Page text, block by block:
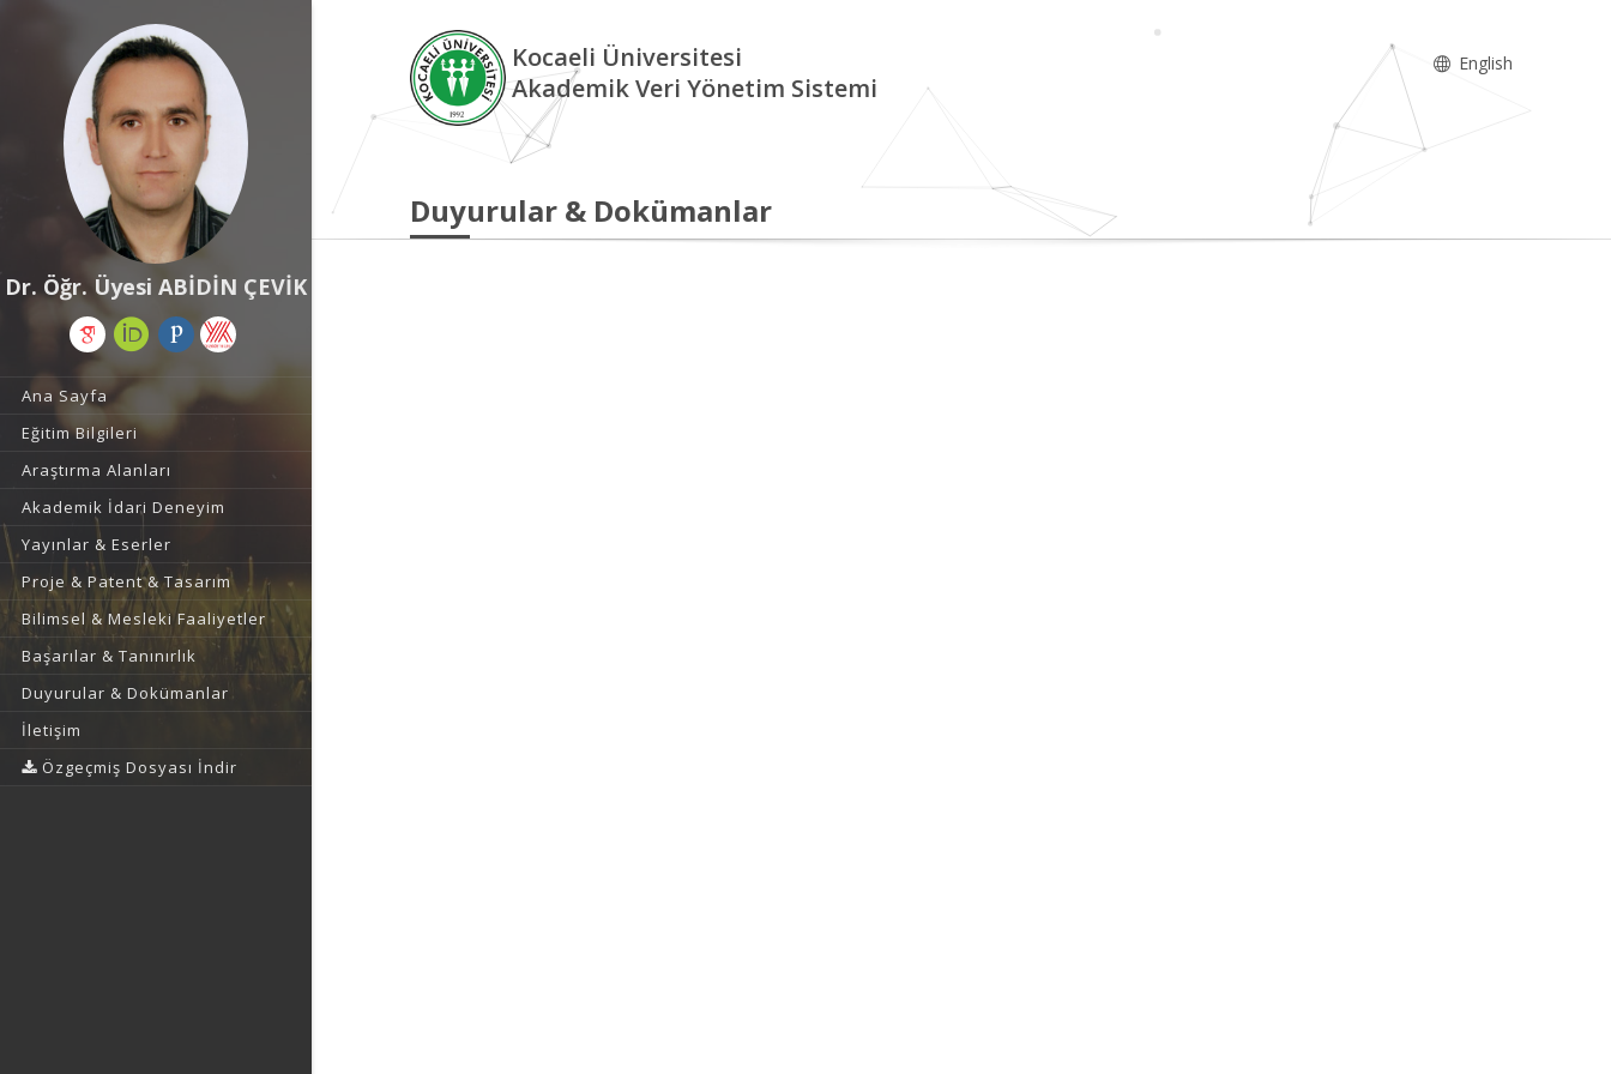
Dr. Öğr. Üyesi ABİDİN ÇEVİK
Ana Sayfa
Eğitim Bilgileri
Araştırma Alanları
Akademik İdari Deneyim
Yayınlar & Eserler
Proje & Patent & Tasarım
Bilimsel & Mesleki Faaliyetler
Başarılar & Tanınırlık
Duyurular & Dokümanlar
İletişim
Özgeçmiş Dosyası İndir
Kocaeli Üniversitesi
Akademik Veri Yönetim Sistemi
English
Duyurular & Dokümanlar